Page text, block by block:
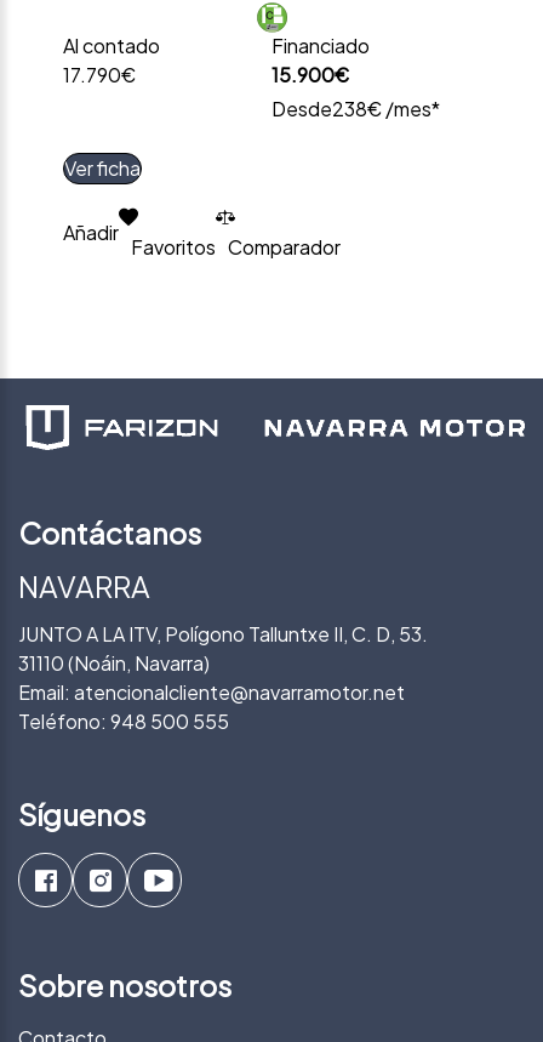
Al contado
17.790€
Financiado
15.900€
Desde238€ /mes*
Ver ficha
Añadir
Favoritos Comparador
Contáctanos
NAVARRA
JUNTO A LA ITV, Polígono Talluntxe II, C. D, 53.
31110 (Noáin, Navarra)
Email: atencionalcliente@navarramotor.net
Teléfono: 948 500 555
Síguenos
Sobre nosotros